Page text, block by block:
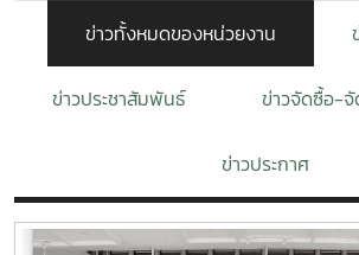
ข่าวทั้งหมดของหน่วยงาน
ข่าวประชาสัมพันธ์ ข่าวจัดซื้อ-
ข่าวประกาศ